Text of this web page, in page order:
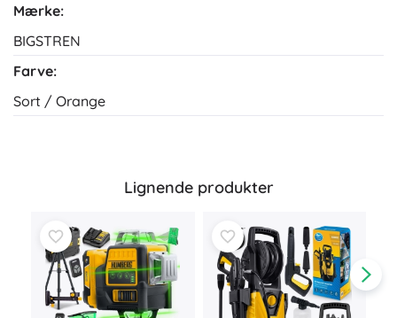
Mærke:
BIGSTREN
Farve:
Sort / Orange
Lignende produkter